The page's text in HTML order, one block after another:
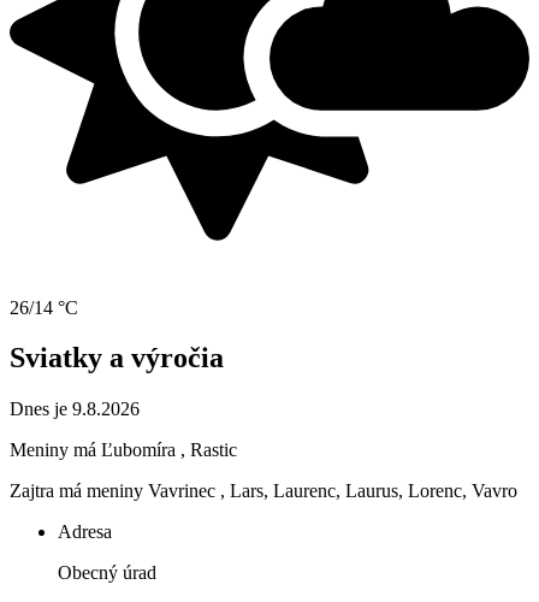
26/14 °C
Sviatky a výročia
Dnes je 9.8.2026
Meniny má Ľubomíra , Rastic
Zajtra má meniny Vavrinec , Lars, Laurenc, Laurus, Lorenc, Vavro
Adresa
Obecný úrad